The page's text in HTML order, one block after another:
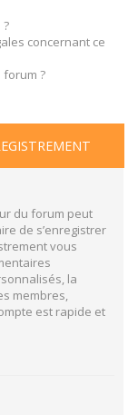
concernant ce
forum ?
du forum peut
de s’enregistrer
vous
la
membres,
est rapide et